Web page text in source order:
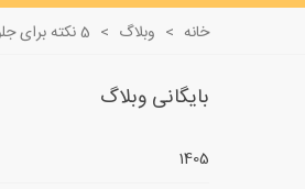
خانه > وبلاگ > 5 نکته برای جلوگیری از کمردرد در کودکان دبستانی
بایگانی وبلاگ
1405